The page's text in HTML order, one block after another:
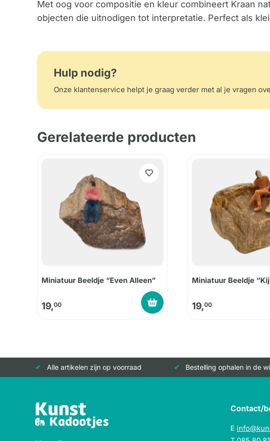
Met oog voor compositie en kleur combineert Kraan
objecten die uitnodigen tot interpretatie. Perfect als
Hulp nodig?
Onze klantenservice helpt je graag verder met al je vragen
Gerelateerde producten
Miniatuur Beeldje “Even Alleen”
19,00
Miniatuur Beeldje
19,00
Alle artikelen zijn op voorraad Bestelling ophalen in de
Contact/
E